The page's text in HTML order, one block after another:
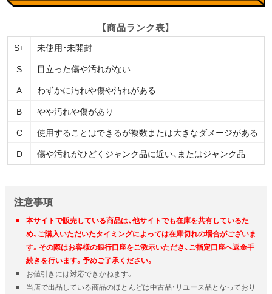
【商品ランク表】
S+
未使用・未開封
S
目立った傷や汚れがない
A
わずかに汚れや傷や汚れがある
B
やや汚れや傷があり
C
使用することはできるが複数または大きなダメージがある
D
傷や汚れがひどくジャンク品に近い、またはジャンク品
注意事項
本サイトで販売している商品は、他サイトでも在庫を共有しているた
め、ご購入いただいたタイミングによっては在庫切れの場合がございま
す。その際はお客様の銀行口座をご教示いただき、ご指定口座へ返金手
続きを行います。予めご了承ください。
お値引きには対応できかねます。
当店で出品している商品のほとんどは中古品・リユース品となっており